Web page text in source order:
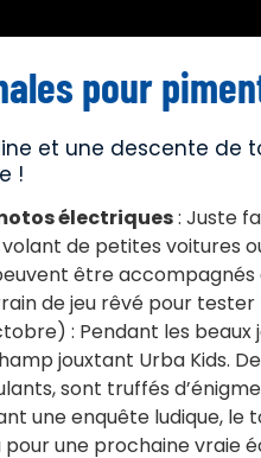
pour
et une descente de
!
électriques: Juste
volant de petites
être
de jeu rêvé pour
: Pendant les
jouxtant Urba Kids.
sont truffés
une enquête ludique,
une prochaine vraie